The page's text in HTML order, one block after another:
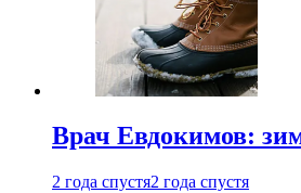
Врач Евдокимов:
2 года спустя2 года спустя